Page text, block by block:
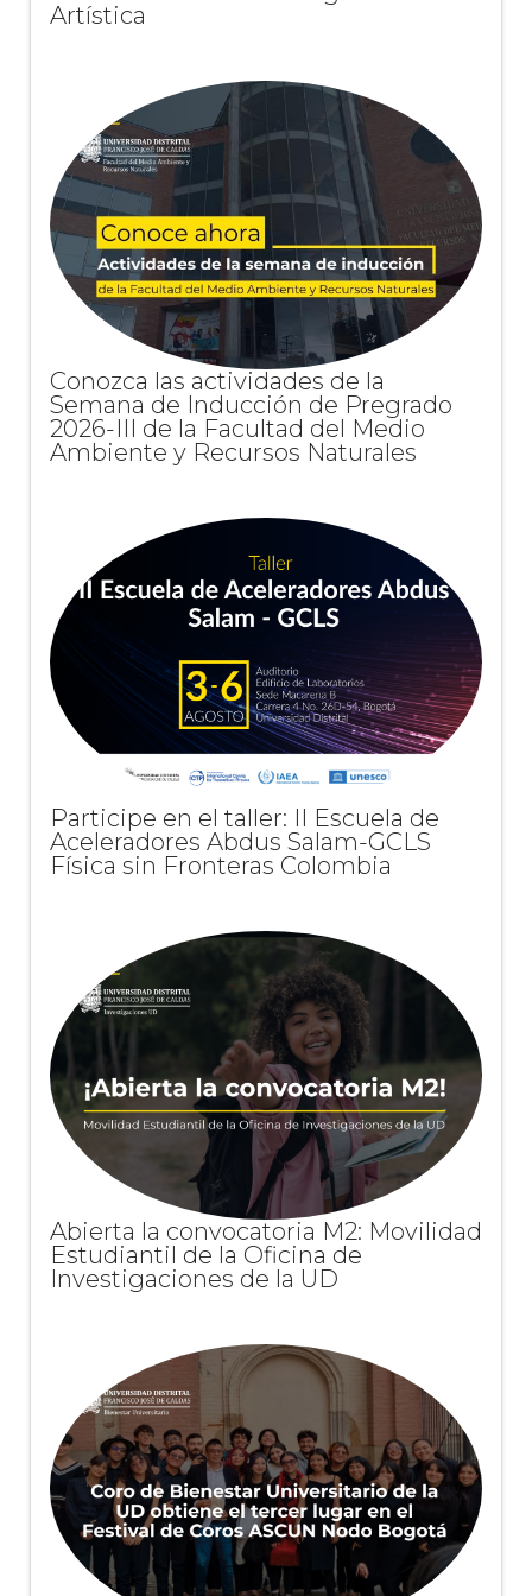
Artística
Conozca las actividades de la
Semana de Inducción de Pregrado
2026-III de la Facultad del Medio
Ambiente y Recursos Naturales
Participe en el taller: II Escuela de
Aceleradores Abdus Salam-GCLS
Física sin Fronteras Colombia
Abierta la convocatoria M2: Movilidad
Estudiantil de la Oficina de
Investigaciones de la UD